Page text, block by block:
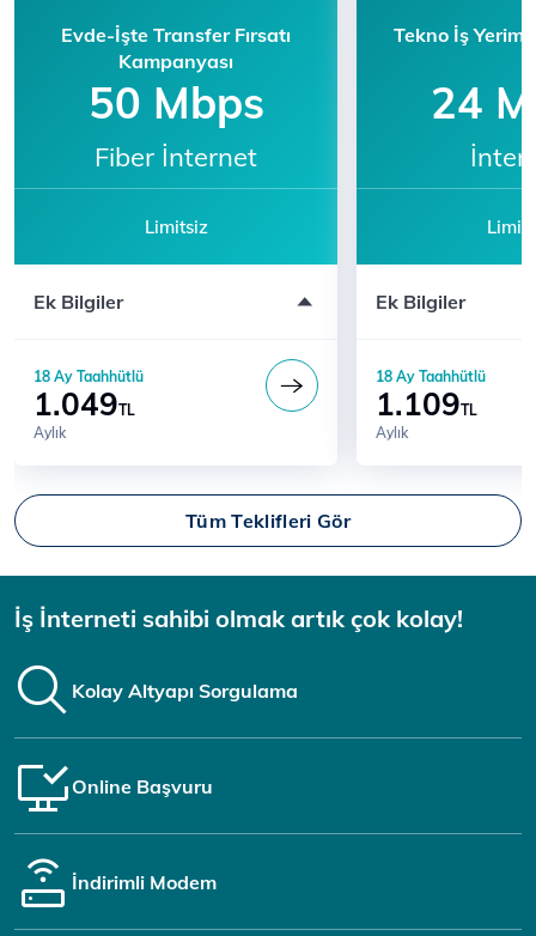
Evde-İşte Transfer Fırsatı
Kampanyası
50 Mbps
Fiber İnternet
Limitsiz
Ek Bilgiler
İndirimli Dakika Paketleri
Modem ücreti dahil değildir
18 Ay Taahhütlü
1.049TL
Aylık
Tekno İş Yerim
24
Ek Bilgiler
Ücretsiz Kurulum
Modem ücreti
18 Ay Taahhütlü
18 Ay Taahhütlü
1.109TL
Aylık
Tüm Teklifleri Gör
İş İnterneti sahibi olmak artık çok kolay!
Kolay Altyapı Sorgulama
Online Başvuru
İndirimli Modem